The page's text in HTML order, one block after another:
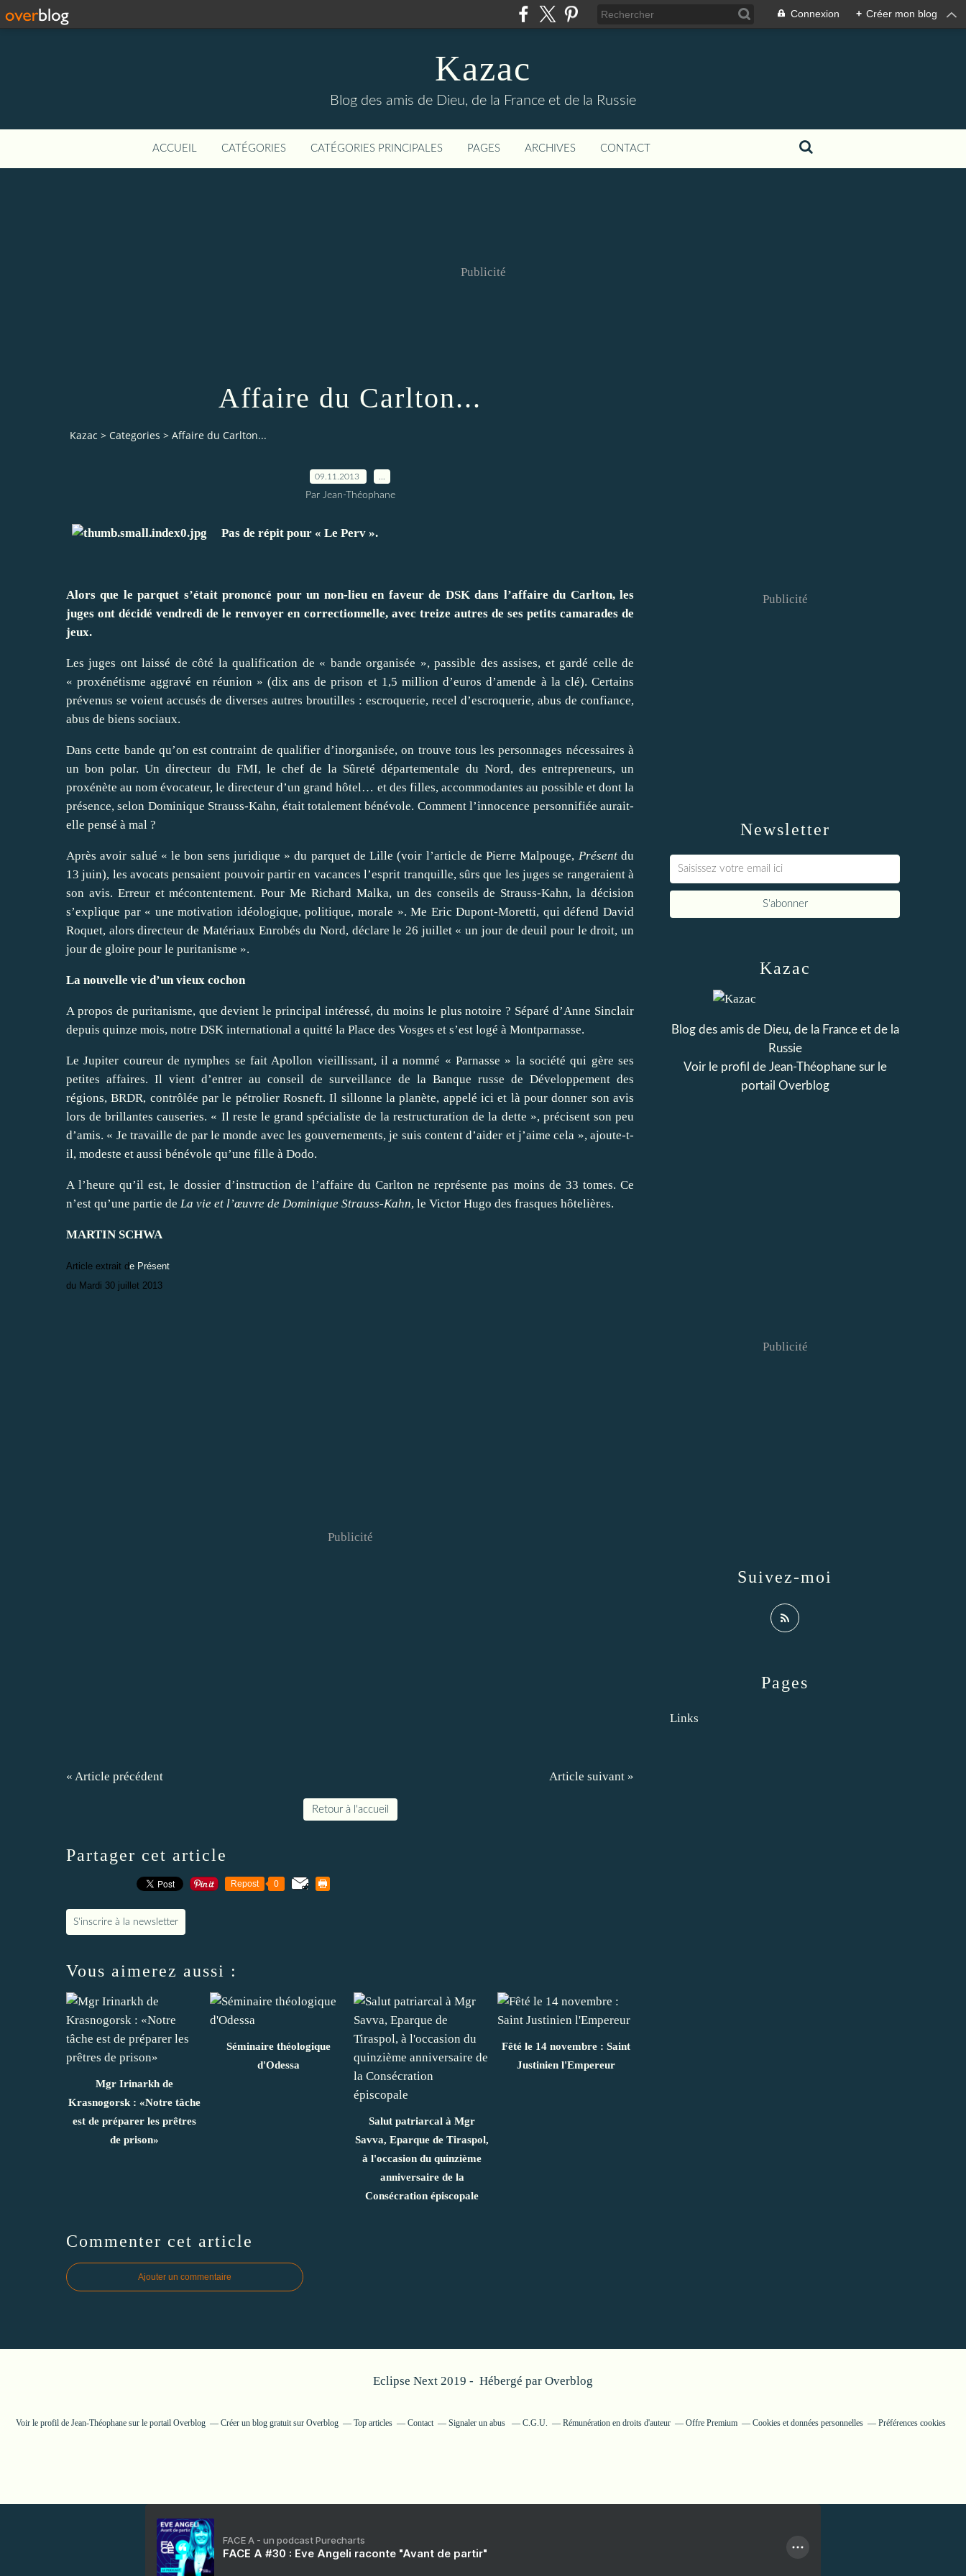
Connexion + Créer mon blog
Kazac
Blog des amis de Dieu, de la France et de la Russie
ACCUEIL CATÉGORIES CATÉGORIES PRINCIPALES PAGES ARCHIVES CONTACT
Publicité
Affaire du Carlton...
Kazac > Categories > Affaire du Carlton...
09.11.2013
Par Jean-Théophane
Pas de répit pour « Le Perv ».
Alors que le parquet s’était prononcé pour un non-lieu en faveur de DSKdans l’affaire du Carlton, les
juges ont décidé vendredi de le renvoyer en correctionnelle, avec treize autres de ses petits camarades de
jeux.
Les juges ont laissé de côté la qualification de « bande organisée », passible des assises, et gardé celle de
« proxénétisme aggravé en réunion » (dix ans de prison et 1,5 million d’euros d’amende à la clé). Certains
prévenus se voient accusés de diverses autres broutilles : escroquerie, recel d’escroquerie, abus de confiance,
abus de biens sociaux.
Dans cette bande qu’on est contraint de qualifier d’inorganisée, on trouve tous les personnages nécessaires à
un bon polar. Un directeur du FMI, le chef de la Sûreté départementale du Nord, des entrepreneurs, un
proxénète au nom évocateur, le directeur d’un grand hôtel… et des filles, accommodantes au possible et dont la
présence, selon Dominique Strauss-Kahn, était totalement bénévole. Comment l’innocence personnifiée aurait-
elle pensé à mal ?
Après avoir salué « le bon sens juridique » du parquet de Lille (voir l’article de Pierre Malpouge, Présentdu
13 juin), les avocats pensaient pouvoir partir en vacances l’esprit tranquille, sûrs que les juges se rangeraient à
son avis. Erreur et mécontentement. Pour Me Richard Malka, un des conseils de Strauss-Kahn, la décision
s’explique par « une motivation idéologique, politique, morale ». Me Eric Dupont-Moretti, qui défend David
Roquet, alors directeur de Matériaux Enrobés du Nord, déclare le 26 juillet « un jour de deuil pour le droit, un
jour de gloire pour le puritanisme ».
La nouvelle vie d’un vieux cochon
A propos de puritanisme, que devient le principal intéressé, du moins le plus notoire ? Séparé d’Anne Sinclair
depuis quinze mois, notre DSK international a quitté la Place des Vosges et s’est logé à Montparnasse.
Le Jupiter coureur de nymphes se fait Apollon vieillissant, il a nommé « Parnasse » la société qui gère ses
petites affaires. Il vient d’entrer au conseil de surveillance de la Banque russe de Développement des
régions,BRDR, contrôlée par le pétrolier Rosneft. Il sillonne la planète, appelé ici et là pour donner son avis
lors de brillantes causeries. « Il reste le grand spécialiste de la restructuration de la dette », précisent son peu
d’amis. « Je travaille de par le monde avec les gouvernements, je suis content d’aider et j’aime cela », ajoute-t-
il, modeste et aussi bénévole qu’une fille à Dodo.
A l’heure qu’il est, le dossier d’instruction de l’affaire du Carlton ne représente pas moins de 33 tomes. Ce
n’est qu’une partie de La vie et l’œuvre de Dominique Strauss-Kahn, le Victor Hugo des frasques hôtelières.
MARTIN SCHWA
Article extrait de Présent
du Mardi 30 juillet 2013
Publicité
« Article précédent Article suivant »
Retour à l'accueil
Partager cet article
Repost 0
S'inscrire à la newsletter
Vous aimerez aussi :
Mgr Irinarkh de
Krasnogorsk : «Notre tâche
est de préparer les prêtres
de prison»
Séminaire théologique
d'Odessa
Salut patriarcal à Mgr
Savva, Eparque de Tiraspol,
à l'occasion du quinzième
anniversaire de la
Consécration épiscopale
Fêté le 14 novembre : Saint
Justinien l'Empereur
Commenter cet article
Ajouter un commentaire
Newsletter
Publicité
Pages
Links
Kazac
Blog des amis de Dieu, de la France et de la
Russie
Voir le profil de Jean-Théophanesur le
portail Overblog
Suivez-moi
Publicité
Eclipse Next 2019 - Hébergé par Overblog
Voir le profil de Jean-Théophane sur le portail Overblog Créer un blog gratuit sur Overblog Top articles Contact Signaler un abus C.G.U. Rémunération en droits d'auteur Offre Premium Cookies et données personnelles Préférences cookies
FACE A - un podcast Purecharts
FACE A #30 : Eve Angeli raconte "Avant de partir"